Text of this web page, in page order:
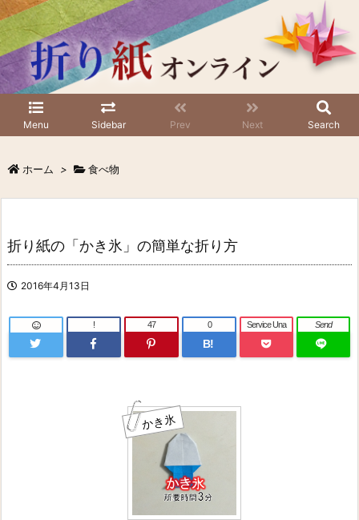
Menu Sidebar Prev Next Search
ホーム > 食べ物
折り紙の「かき氷」の簡単な折り方
2016年4月13日
! 47
B!
0 Service Una Send
かき氷